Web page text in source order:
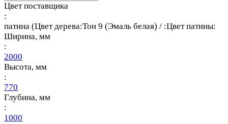
Цвет поставщика
:
патина (Цвет дерева:Тон 9 (Эмаль белая) / :Цвет патины:
Ширина, мм
:
2000
Высота, мм
:
770
Глубина, мм
:
1000